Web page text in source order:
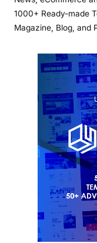
1000+ Ready-made
Magazine, Blog, and